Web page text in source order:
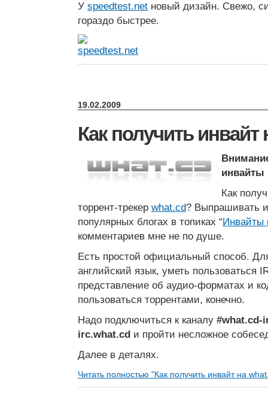
У speedtest.net новый дизайн. Свежо,
гораздо быстрее.
19.02.2009
Как получить инвайт
инвайты
Как
торрент-трекер what.cd? Выпрашивать
популярных блогах в топиках “Инвайты
комментариев мне не по душе.
Есть простой официальный способ.
английский язык, уметь пользоваться
представление об аудио-форматах и
пользоваться торрентами, конечно.
Надо подключиться к каналу #what.cd-
irc.what.cd и пройти несложное
Далее в деталях.
Читать полностью "Как получить инвайт на